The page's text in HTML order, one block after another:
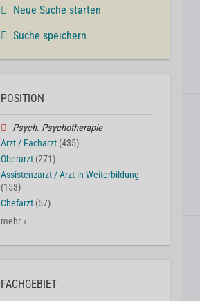
Neue Suche starten
Suche speichern
POSITION
Psych. Psychotherapie
Arzt / Facharzt (435)
Oberarzt (271)
Assistenzarzt / Arzt in Weiterbildung
(153)
Chefarzt (57)
mehr »
FACHGEBIET